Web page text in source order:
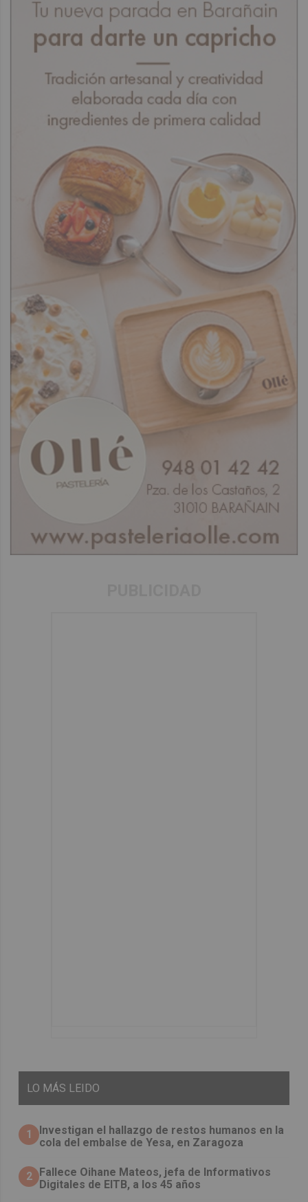
LO MÁS LEIDO
1
Investigan el hallazgo de restos humanos en la
cola del embalse de Yesa, en Zaragoza
2 Fallece Oihane Mateos, jefa de Informativos
Digitales de EITB, a los 45 años